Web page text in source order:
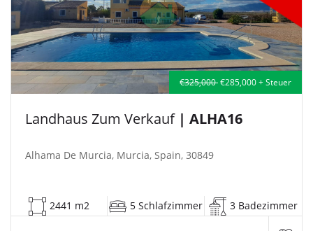
€325,000€285,000 + Steuer
Landhaus Zum Verkauf | ALHA16
Alhama De Murcia, Murcia, Spain, 30849
2441 m2 5 Schlafzimmer 3 Badezimmer